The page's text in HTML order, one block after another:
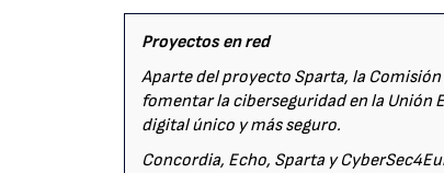
Proyectos en red
Aparte del proyecto Sparta, la
fomentar la ciberseguridad en la Unión
digital único y más seguro.
Concordia, Echo, Sparta y